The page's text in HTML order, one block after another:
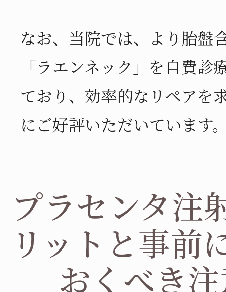
なお、当院では、より胎盤
「ラエンネック」を自費診
ており、効率的なリペアを
にご好評いただいています
プラセンタ注
リットと事前
おくべき